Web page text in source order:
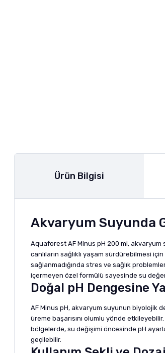
Ürün Bilgisi
Akvaryum Suyunda
Aquaforest AF Minus pH 200 ml,
canlıların sağlıklı yaşam sürdürebilmesi
sağlanmadığında stres ve sağlık
içermeyen özel formülü sayesinde su
Doğal pH Dengesine
AF Minus pH, akvaryum suyunun biyolojik
üreme başarısını olumlu yönde
bölgelerde, su değişimi öncesinde pH
geçilebilir.